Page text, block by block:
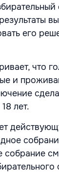
его
что
и
лет.